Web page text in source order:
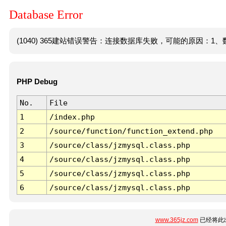
Database Error
(1040) 365建站错误警告：连接数据库失败，可能的原因：1
PHP Debug
No.
File
1
/index.php
2
/source/function/function_extend.php
3
/source/class/jzmysql.class.php
4
/source/class/jzmysql.class.php
5
/source/class/jzmysql.class.php
6
/source/class/jzmysql.class.php
www.365jz.com已经将此